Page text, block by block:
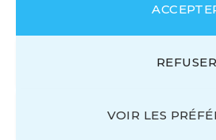
REFUSER
VOIR LES